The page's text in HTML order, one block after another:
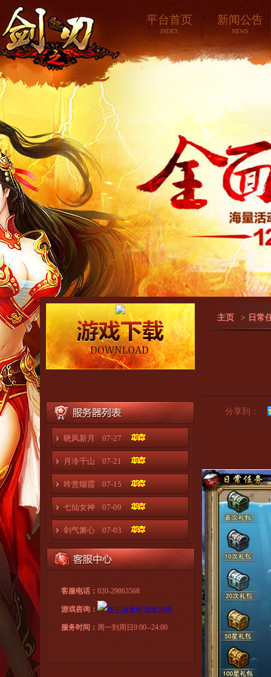
平台首页
INDEX
新闻公告
NEWS
晓风新月 07-27
月冷千山 07-21
吟赏烟霞 07-15
七仙女神 07-09
剑气箫心 07-03
客服电话： 020-29863568
游戏咨询：
服务时间： 周一到周日9:00--24:00
主页 > 日常
分享到：